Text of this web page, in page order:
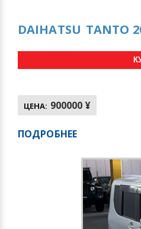
DAIHATSU TANTO
ЦЕНА: 900000 ¥
ПОДРОБНЕЕ